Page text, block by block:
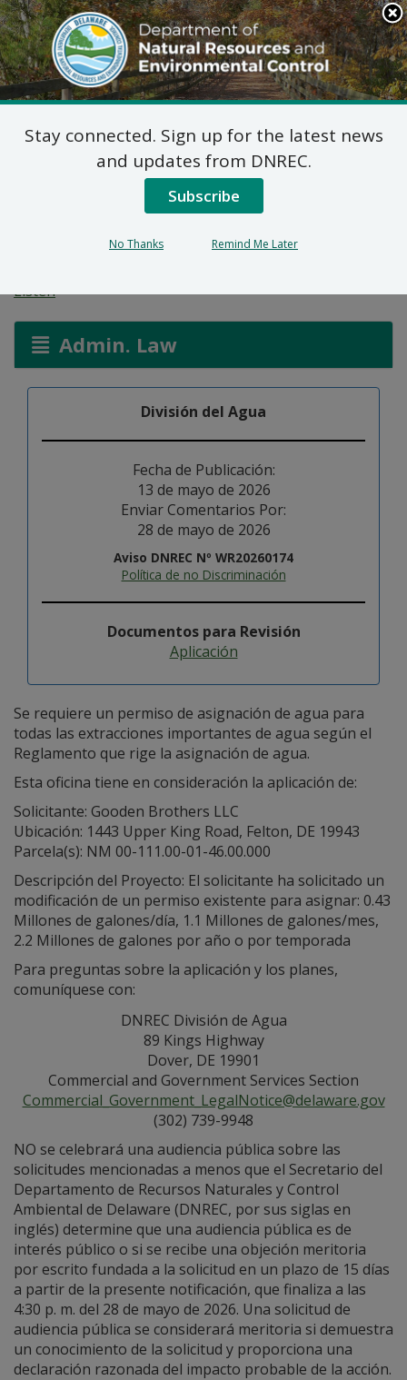
Search
This
Site
DNREC Menu
Permiso de Asignación
de Agua: Gooden
Brothers LLC
Listen
Admin. Law
División del Agua
Fecha de Publicación:
13 de mayo de 2026
Enviar Comentarios Por:
28 de mayo de 2026
Aviso DNREC Nº WR20260174
Política de no Discriminación
Documentos para Revisión
Aplicación
Se requiere un permiso de asignación de agua para
todas las extracciones importantes de agua según el
Reglamento que rige la asignación de agua.
Esta oficina tiene en consideración la aplicación de:
Solicitante: Gooden Brothers LLC
Ubicación: 1443 Upper King Road, Felton, DE 19943
Parcela(s): NM 00-111.00-01-46.00.000
Descripción del Proyecto: El solicitante ha solicitado un
modificación de un permiso existente para asignar: 0.43
Millones de galones/día, 1.1 Millones de galones/mes,
2.2 Millones de galones por año o por temporada
Para preguntas sobre la aplicación y los planes,
comuníquese con:
DNREC División de Agua
89 Kings Highway
Dover, DE 19901
Commercial and Government Services Section
Commercial_Government_LegalNotice@delaware.gov
(302) 739-9948
NO se celebrará una audiencia pública sobre las
solicitudes mencionadas a menos que el Secretario del
Departamento de Recursos Naturales y Control
Ambiental de Delaware (DNREC, por sus siglas en
inglés) determine que una audiencia pública es de
interés público o si se recibe una objeción meritoria
por escrito fundada a la solicitud en un plazo de 15 días
a partir de la presente notificación, que finaliza a las
4:30 p. m. del 28 de mayo de 2026. Una solicitud de
audiencia pública se considerará meritoria si demuestra
un conocimiento de la solicitud y proporciona una
declaración razonada del impacto probable de la acción.
Stay connected. Sign up for the latest news
and updates from DNREC.
Subscribe
No Thanks Remind Me Later